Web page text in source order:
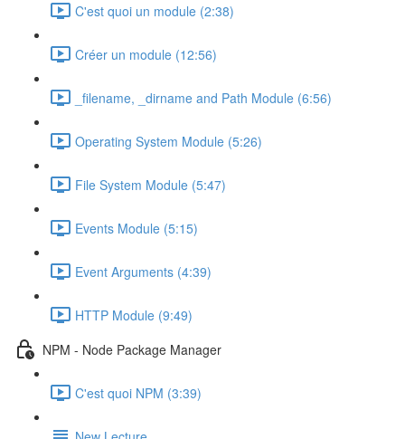
C'est quoi un module (2:38)
Créer un module (12:56)
_filename, _dirname and Path Module (6:56)
Operating System Module (5:26)
File System Module (5:47)
Events Module (5:15)
Event Arguments (4:39)
HTTP Module (9:49)
NPM - Node Package Manager
C'est quoi NPM (3:39)